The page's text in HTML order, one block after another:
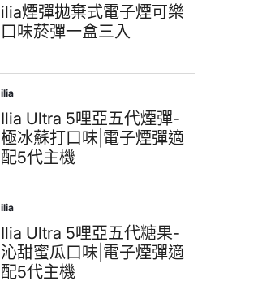
in
ilia煙彈拋棄式電子煙可樂
口味菸彈一盒三入
Posted
in
ilia
Ilia Ultra 5哩亞五代煙彈-
極冰蘇打口味|電子煙彈適
配5代主機
Posted
in
ilia
Ilia Ultra 5哩亞五代糖果-
沁甜蜜瓜口味|電子煙彈適
配5代主機